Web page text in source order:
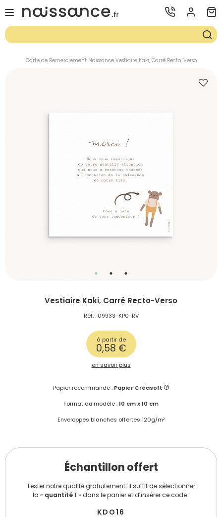
Carte de Remerciement Naissance Vestiaire Kaki, Carré Recto-Verso
Vestiaire Kaki, Carré Recto-Verso
Réf. : 09933-KP0-RV
à partir de
0,58 €
en savoir plus
Papier recommandé :Papier Créasoft
Format du modèle :10 cm x 10 cm
Enveloppes blanches offertes 120g/m²
Échantillon offert
Tester notre qualité gratuitement. Il suffit de sélectionner
la « quantité 1 » dans le panier et d’insérer ce code :
KDO16